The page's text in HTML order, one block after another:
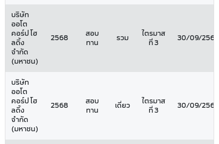
บริษัท
ออโต
คอร์ป โฮ
ลดิ้ง
จำกัด
(มหาชน)
2568
สอบ
ทาน
รวม
ไตรมาส
ที่ 3
30/09/2568
บริษัท
ออโต
คอร์ป โฮ
ลดิ้ง
จำกัด
(มหาชน)
2568
สอบ
ทาน
เดี่ยว
ไตรมาส
ที่ 3
30/09/2568